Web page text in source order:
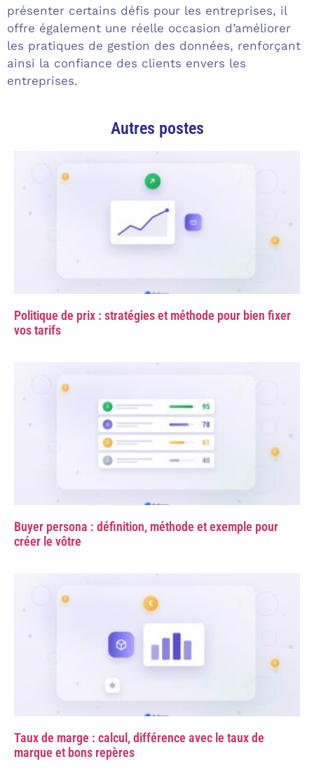
présenter certains défis pour les entreprises, il
offre également une réelle occasion d’améliorer
les pratiques de gestion des données, renforçant
ainsi la confiance des clients envers les
entreprises.
Autres postes
Politique de prix : stratégies et méthode pour bien fixer
vos tarifs
Buyer persona : définition, méthode et exemple pour
créer le vôtre
Taux de marge : calcul, différence avec le taux de
marque et bons repères